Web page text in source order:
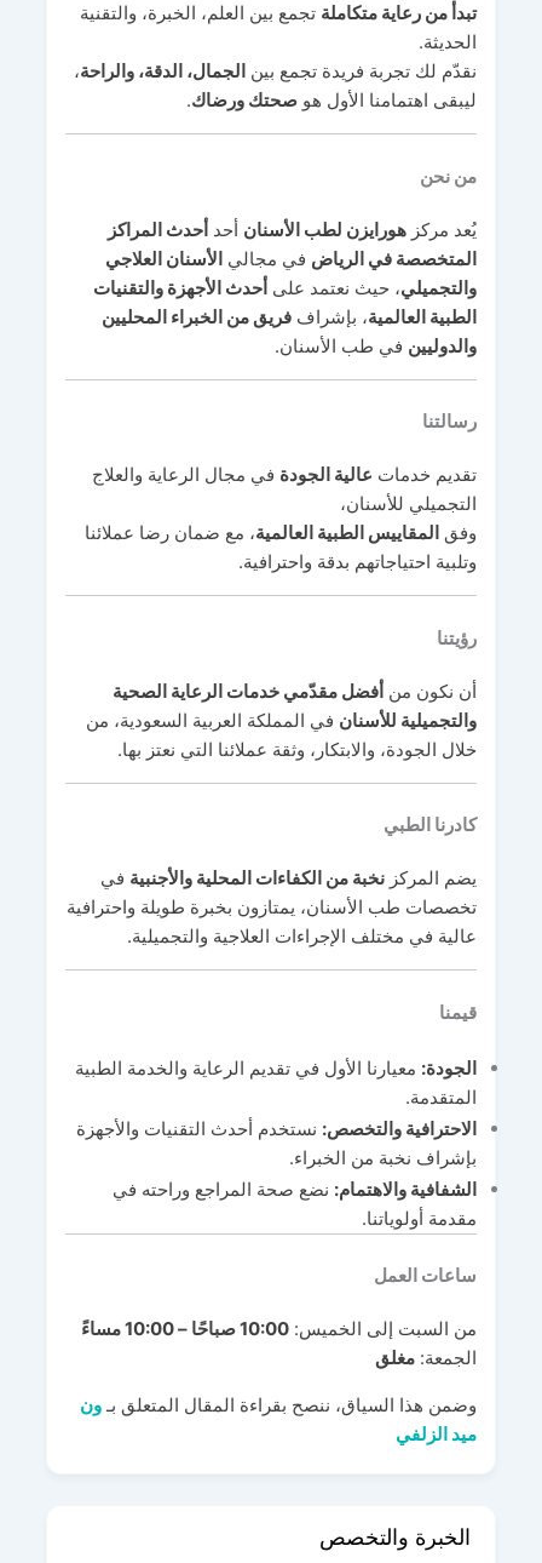
تبدأ من رعاية متكاملة تجمع بين العلم، الخبرة، والتقنية
الحديثة.
نقدّم لك تجربة فريدة تجمع بين الجمال، الدقة، والراحة،
ليبقى اهتمامنا الأول هو صحتك ورضاك.
من نحن
يُعد مركز هورايزن لطب الأسنان أحد أحدث المراكز
المتخصصة في الرياض في مجالي الأسنان العلاجي
والتجميلي، حيث نعتمد على أحدث الأجهزة والتقنيات
الطبية العالمية، بإشراف فريق من الخبراء المحليين
والدوليين في طب الأسنان.
رسالتنا
تقديم خدمات عالية الجودة في مجال الرعاية والعلاج
التجميلي للأسنان،
وفق المقاييس الطبية العالمية، مع ضمان رضا عملائنا
وتلبية احتياجاتهم بدقة واحترافية.
رؤيتنا
أن نكون من أفضل مقدّمي خدمات الرعاية الصحية
والتجميلية للأسنان في المملكة العربية السعودية، من
خلال الجودة، والابتكار، وثقة عملائنا التي نعتز بها.
كادرنا الطبي
يضم المركز نخبة من الكفاءات المحلية والأجنبية في
تخصصات طب الأسنان، يمتازون بخبرة طويلة واحترافية
عالية في مختلف الإجراءات العلاجية والتجميلية.
قيمنا
الجودة: معيارنا الأول في تقديم الرعاية والخدمة الطبية
المتقدمة.
الاحترافية والتخصص: نستخدم أحدث التقنيات والأجهزة
بإشراف نخبة من الخبراء.
الشفافية والاهتمام: نضع صحة المراجع وراحته في
مقدمة أولوياتنا.
ساعات العمل
من السبت إلى الخميس: 10:00 صباحًا – 10:00 مساءً
الجمعة: مغلق
وضمن هذا السياق، ننصح بقراءة المقال المتعلق بـون
ميد الزلفي
الخبرة والتخصص